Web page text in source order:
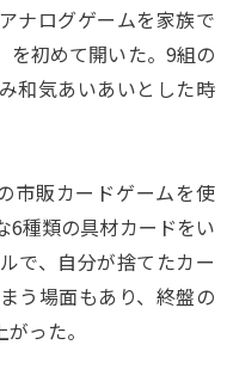
ナログゲームを家族で
を初めて開いた。9組の
和気あいあいとした時
市販カードゲームを使
6種類の具材カードをい
で、自分が捨てたカー
う場面もあり、終盤の
った。